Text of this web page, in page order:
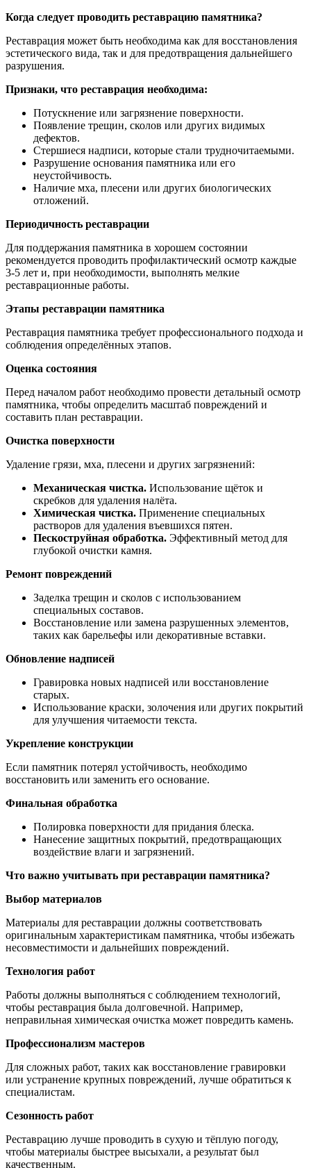
Когда следует проводить реставрацию памятника?
Реставрация может быть необходима как для восстановления
эстетического вида, так и для предотвращения дальнейшего
разрушения.
Признаки, что реставрация необходима:
Потускнение или загрязнение поверхности.
Появление трещин, сколов или других видимых
дефектов.
Стершиеся надписи, которые стали трудночитаемыми.
Разрушение основания памятника или его
неустойчивость.
Наличие мха, плесени или других биологических
отложений.
Периодичность реставрации
Для поддержания памятника в хорошем состоянии
рекомендуется проводить профилактический осмотр каждые
3-5 лет и, при необходимости, выполнять мелкие
реставрационные работы.
Этапы реставрации памятника
Реставрация памятника требует профессионального подхода и
соблюдения определённых этапов.
Оценка состояния
Перед началом работ необходимо провести детальный осмотр
памятника, чтобы определить масштаб повреждений и
составить план реставрации.
Очистка поверхности
Удаление грязи, мха, плесени и других загрязнений:
Механическая чистка. Использование щёток и
скребков для удаления налёта.
Химическая чистка. Применение специальных
растворов для удаления въевшихся пятен.
Пескоструйная обработка. Эффективный метод для
глубокой очистки камня.
Ремонт повреждений
Заделка трещин и сколов с использованием
специальных составов.
Восстановление или замена разрушенных элементов,
таких как барельефы или декоративные вставки.
Обновление надписей
Гравировка новых надписей или восстановление
старых.
Использование краски, золочения или других покрытий
для улучшения читаемости текста.
Укрепление конструкции
Если памятник потерял устойчивость, необходимо
восстановить или заменить его основание.
Финальная обработка
Полировка поверхности для придания блеска.
Нанесение защитных покрытий, предотвращающих
воздействие влаги и загрязнений.
Что важно учитывать при реставрации памятника?
Выбор материалов
Материалы для реставрации должны соответствовать
оригинальным характеристикам памятника, чтобы избежать
несовместимости и дальнейших повреждений.
Технология работ
Работы должны выполняться с соблюдением технологий,
чтобы реставрация была долговечной. Например,
неправильная химическая очистка может повредить камень.
Профессионализм мастеров
Для сложных работ, таких как восстановление гравировки
или устранение крупных повреждений, лучше обратиться к
специалистам.
Сезонность работ
Реставрацию лучше проводить в сухую и тёплую погоду,
чтобы материалы быстрее высыхали, а результат был
качественным.